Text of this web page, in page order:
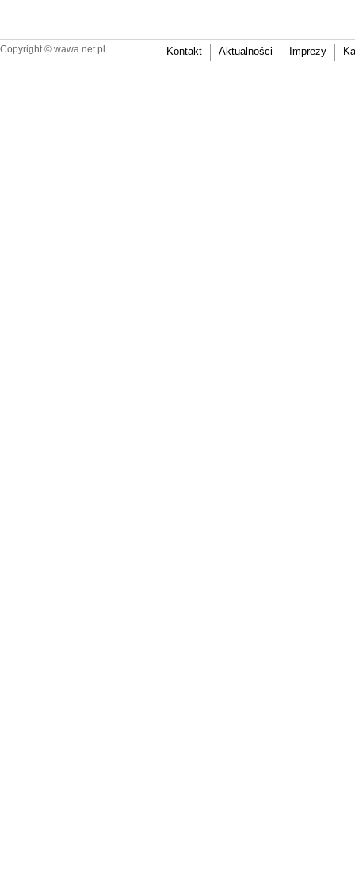
Copyright © wawa.net.pl Kontakt Aktualności Imprezy